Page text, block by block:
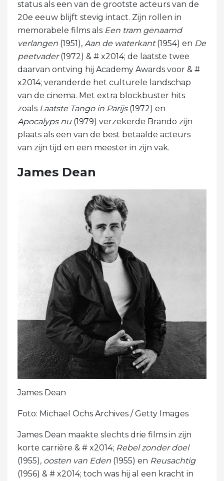
status als een van de grootste acteurs van de
20e eeuw blijft stevig intact. Zijn rollen in
memorabele films als Een tram genaamd
verlangen (1951), Aan de waterkant(1954) en De
peetvader(1972) & # x2014; de laatste twee
daarvan ontving hij Academy Awards voor & #
x2014; veranderde het culturele landschap
van de cinema. Met extra blockbuster hits
zoals Laatste Tango in Parijs (1972) en
Apocalyps nu (1979) verzekerde Brando zijn
plaats als een van de best betaalde acteurs
van zijn tijd en een meester in zijn vak.
James Dean
James Dean
Foto: Michael Ochs Archives / Getty Images
James Dean maakte slechts drie films in zijn
korte carrière & # x2014; Rebel zonder doel
(1955), oosten van Eden (1955) en Reusachtig
(1956) & # x2014; toch was hij al een kracht in